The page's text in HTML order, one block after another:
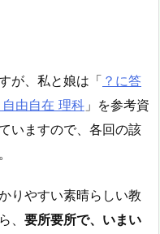
が、私と娘は「 ？に答
由自在 理科 」を参考資
いますので、各回の該
りやすい素晴らしい教
、 要所要所で、いまい